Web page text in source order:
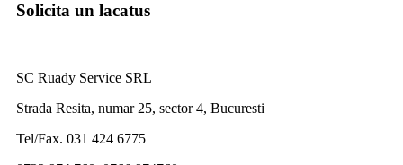
Solicita un lacatus
SC Ruady Service SRL
Strada Resita, numar 25, sector 4, Bucuresti
Tel/Fax. 031 424 6775